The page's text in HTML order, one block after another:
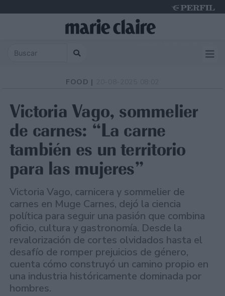
FOOD |
Victoria Vago, sommelier
de carnes: “La carne
también es un territorio
para las mujeres”
Victoria Vago, carnicera y sommelier de
carnes en Muge Carnes, dejó la ciencia
política para seguir una pasión que combina
oficio, cultura y gastronomía. Desde la
revalorización de cortes olvidados hasta el
desafío de romper prejuicios de género,
cuenta cómo construyó un camino propio en
una industria históricamente dominada por
hombres.